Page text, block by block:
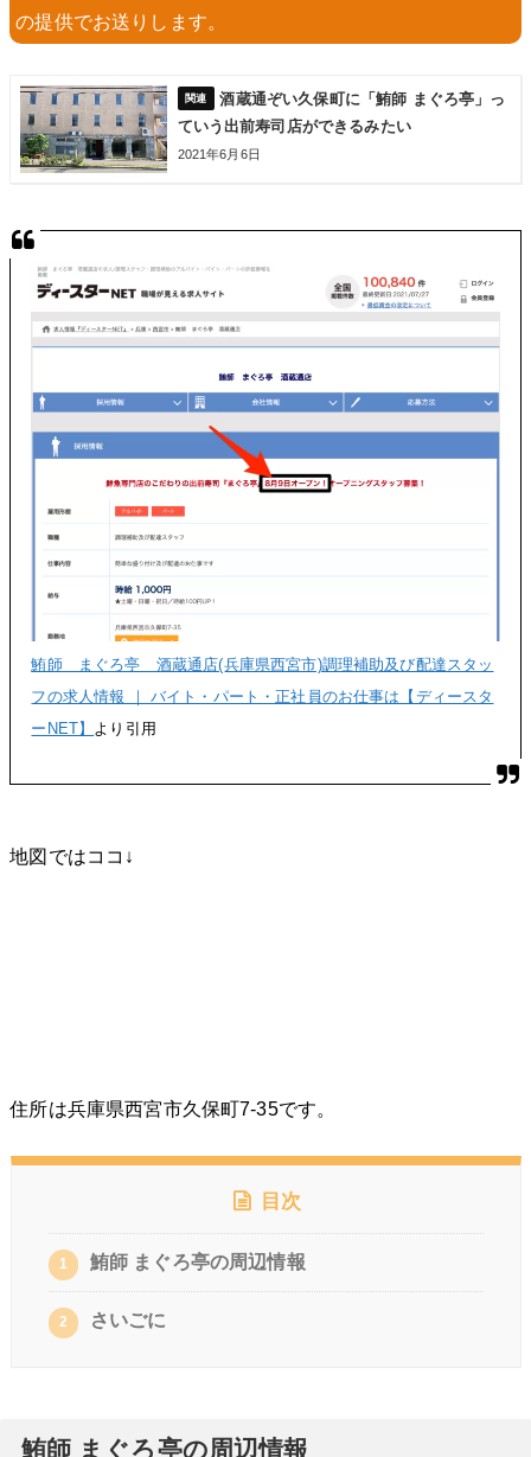
の提供でお送りします。
酒蔵通ぞい久保町に「鮪師 まぐろ亭」っ
ていう出前寿司店ができるみたい
2021年6月6日
鮪師 まぐろ亭 酒蔵通店(兵庫県西宮市)調理補助及び配達スタッ
フの求人情報 ｜ バイト・パート・正社員のお仕事は【ディースタ
ーNET】
より引用
地図ではココ↓
住所は兵庫県西宮市久保町7-35です。
目次
1 鮪師 まぐろ亭の周辺情報
2 さいごに
鮪師 まぐろ亭の周辺情報